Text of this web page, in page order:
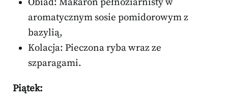
Obiad: Makaron pełnoziarnisty w
aromatycznym sosie pomidorowym z
bazylią,
Kolacja: Pieczona ryba wraz ze
szparagami.
Piątek: